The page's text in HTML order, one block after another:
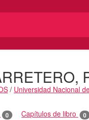
/ Universidad Nacional
0 Capítulos de libro 0